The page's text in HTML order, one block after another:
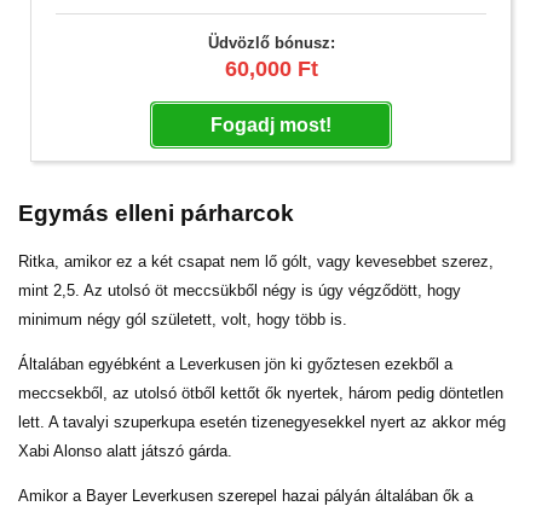
Üdvözlő bónusz:
60,000 Ft
Fogadj most!
Egymás elleni párharcok
Ritka, amikor ez a két csapat nem lő gólt, vagy kevesebbet szerez,
mint 2,5. Az utolsó öt meccsükből négy is úgy végződött, hogy
minimum négy gól született, volt, hogy több is.
Általában egyébként a Leverkusen jön ki győztesen ezekből a
meccsekből, az utolsó ötből kettőt ők nyertek, három pedig döntetlen
lett. A tavalyi szuperkupa esetén tizenegyesekkel nyert az akkor még
Xabi Alonso alatt játszó gárda.
Amikor a Bayer Leverkusen szerepel hazai pályán általában ők a